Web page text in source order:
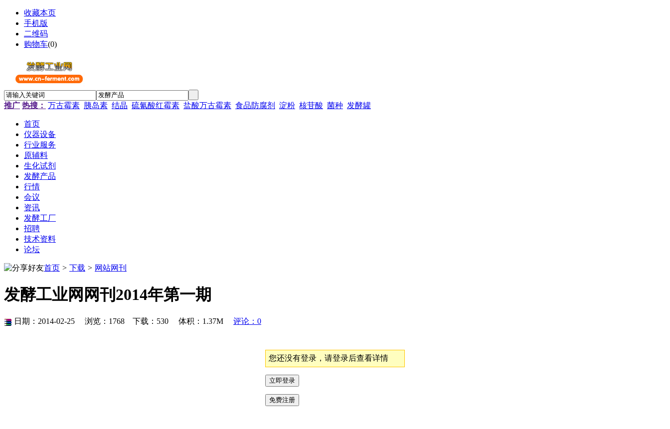
收藏本页
手机版
二维码
购物车(0)
推广 热搜： 万古霉素 胰岛素 结晶 硫氰酸红霉素 盐酸万古霉素 食品防腐剂 淀粉 核苷酸 菌种 发酵罐
首页
仪器设备
行业服务
原辅料
生化试剂
发酵产品
行情
会议
资讯
发酵工厂
招聘
技术资料
论坛
首页 > 下载 > 网站网刊
发酵工业网网刊2014年第一期
日期：2014-02-25 浏览： 1768 下载： 530 体积：1.37M 评论：0
您还没有登录，请登录后查看详情